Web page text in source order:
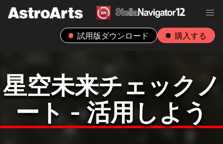
試用版ダウンロード 購入する
星空未来チェックノ
ート - 活用しよう